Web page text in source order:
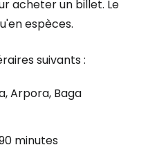
acheter un billet. Le
espèces.
suivants :
Arpora, Baga
minutes